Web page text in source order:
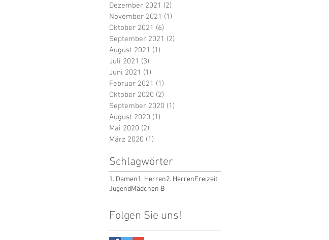
Dezember 2021 (2)
November 2021 (1)
Oktober 2021 (6)
September 2021 (2)
August 2021 (1)
Juli 2021 (3)
Juni 2021 (1)
Februar 2021 (1)
Oktober 2020 (2)
September 2020 (1)
August 2020 (1)
Mai 2020 (2)
März 2020 (1)
Schlagwörter
1. Damen1. Herren2. HerrenFreizeit
JugendMädchen B
Folgen Sie uns!